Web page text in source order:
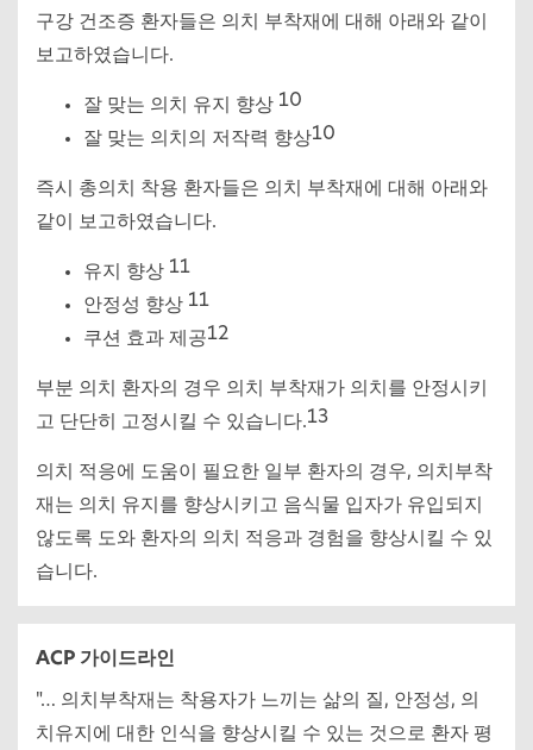
구강 건조증 환자들은 의치 부착재에 대해 아래와 같이
보고하였습니다.
잘 맞는 의치 유지 향상 10
잘 맞는 의치의 저작력 향상10
즉시 총의치 착용 환자들은 의치 부착재에 대해 아래와
같이 보고하였습니다.
유지 향상 11
안정성 향상 11
쿠션 효과 제공12
부분 의치 환자의 경우 의치 부착재가 의치를 안정시키
고 단단히 고정시킬 수 있습니다.13
의치 적응에 도움이 필요한 일부 환자의 경우, 의치부착
재는 의치 유지를 향상시키고 음식물 입자가 유입되지
않도록 도와 환자의 의치 적응과 경험을 향상시킬 수 있
습니다.
ACP 가이드라인
"… 의치부착재는 착용자가 느끼는 삶의 질, 안정성, 의
치유지에 대한 인식을 향상시킬 수 있는 것으로 환자 평